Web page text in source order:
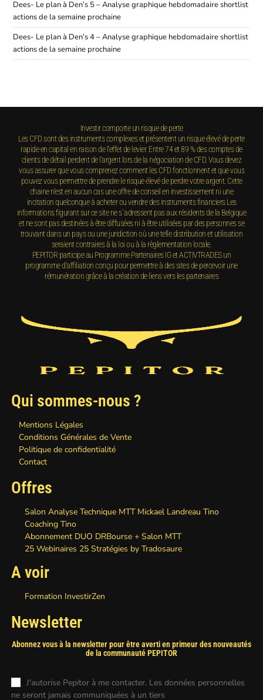
Dees- Le plan à Den’s 5 – Analyse graphique hebdomadaire shortlist
actions de la semaine prochaine
Dees- Le plan à Den’s 4 – Analyse graphique hebdomadaire shortlist
actions de la semaine prochaine
Investir comporte un risque de perte
Les CFD sont des instruments complexes et présentent un risque élevé de perte
rapide en capital en raison de l’effet de levier. Entre 74 et 89 % des comptes de
clients de détail perdent de l’argent lors de la négociation de CFD. Vous devez
vous assurer que vous comprenez comment les CFD fonctionnent et que vous
pouvez vous permettre de prendre le risque élevé de perdre votre argent. Cette
chaine n’est en aucun cas une offre de conseil en investissement ni une
incitation quelconque à acheter ou vendre des instruments financiers Les
informations figurant sur ce site ne s`adressent pas aux résidents de la Belgique
et ne sont pas destinées à être diffusées ni à être utilisées par des personnes se
trouvant dans un pays ou une juridiction où une telle distribution et utilisation
seraient contraires à la loi ou à la règlementation locale.
PEPITOR participe au Programme Partenaires IG et ACTIVTRADES un
programme d’affiliation conçu pour permettre à des sites de percevoir une
rémunération grâce à la création de liens vers les partenaires
Qui sommes-nous ?
Mentions Légales
Conditions Générales de Vente
Politique de confidentialité
Contact
Offres
Salon Analyse Technique MTT Mickael Landreau Tino
Coaching Tino
Abonnement DUO DRBourse + Salon MTT
25 Webinaires 25 Stratégies by Tradosaure
A voir
Formation InvestirZen
Newsletter
Abonnez vous à la newsletter pour être averti en primeur des nouveautés
de la communauté PEPITOR
J'autorise Pepitor à me contacter. Les données personnelles
ne seront jamais communiquées à un tiers